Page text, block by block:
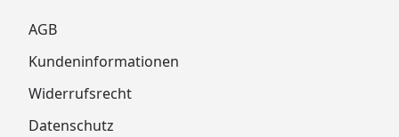
AGB
Kundeninformationen
Widerrufsrecht
Datenschutz